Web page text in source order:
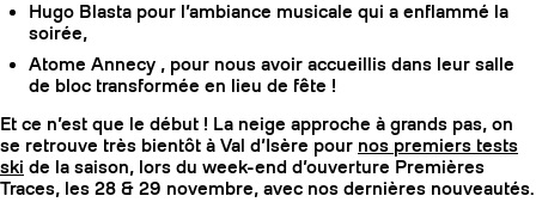
Hugo Blasta pour l’ambiance musicale qui a enflammé la
soirée,
Atome Annecy , pour nous avoir accueillis dans leur salle
de bloc transformée en lieu de fête !
Et ce n’est que le début ! La neige approche à grands pas, on
se retrouve très bientôt à Val d’Isère pour nos premiers tests
ski de la saison, lors du week-end d’ouverture Premières
Traces, les 28 & 29 novembre, avec nos dernières nouveautés.